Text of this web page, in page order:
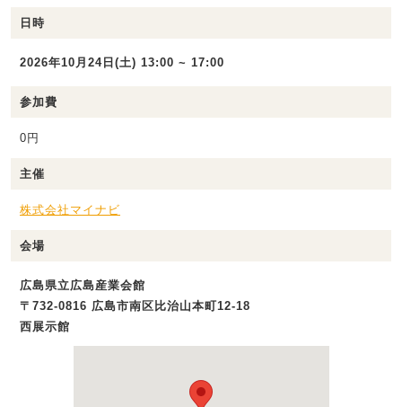
日時
2026年10月24日(土) 13:00 ~ 17:00
参加費
0円
主催
株式会社マイナビ
会場
広島県立広島産業会館
〒732-0816 広島市南区比治山本町12-18
西展示館